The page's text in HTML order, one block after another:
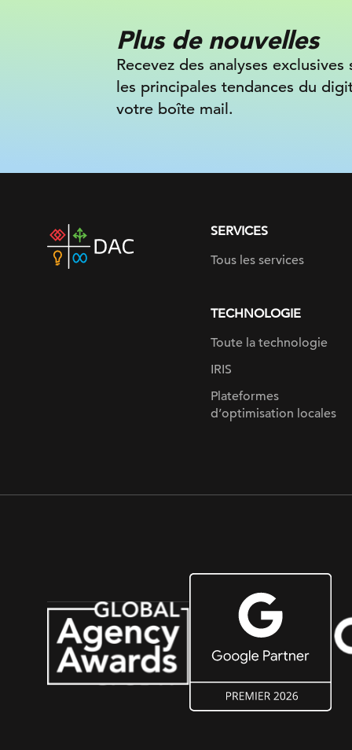
Plus de nouvelles
Recevez des analyses exclusives
les principales tendances du
votre boîte mail.
DAC
home
SERVICES
Tous les services
TECHNOLOGIE
Toute la technologie
IRIS
Plateformes
d’optimisation locales